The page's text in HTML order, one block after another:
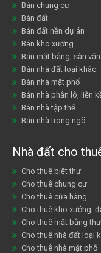
Bán chung cư
Bán đất
Bán đất nền dự án
Bán kho xưởng
Bán mặt bằng, sàn
Bán nhà đất loại khác
Bán nhà mặt phố
Bán nhà phân lô, liền
Bán nhà tập thể
Bán nhà trong ngõ
Nhà đất cho
Cho thuê biệt thự
Cho thuê chung cư
Cho thuê cửa hàng
Cho thuê kho xưởng,
Cho thuê mặt bằng
Cho thuê nhà đất loại
Cho thuê nhà mặt phố